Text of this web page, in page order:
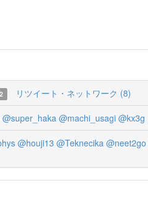
リツイート・ネットワーク (8)
@super_haka @machi_usagi @kx3g
@houji13 @Teknecika @neet2go